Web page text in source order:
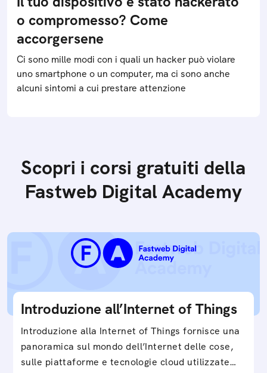
o compromesso? Come
accorgersene
Ci sono mille modi con i quali un hacker può violare
uno smartphone o un computer, ma ci sono anche
alcuni sintomi a cui prestare attenzione
Scopri i corsi gratuiti della
Fastweb Digital Academy
Introduzione all’Internet of Things
Introduzione alla Internet of Things fornisce una
panoramica sul mondo dell’Internet delle cose,
sulle piattaforme e tecnologie cloud utilizzate